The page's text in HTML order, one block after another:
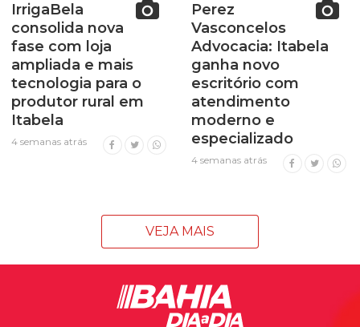
IrrigaBela
consolida nova
fase com loja
ampliada e mais
tecnologia para o
produtor rural em
Itabela
4 semanas atrás
Perez
Vasconcelos
Advocacia: Itabela
ganha novo
escritório com
atendimento
moderno e
especializado
4 semanas atrás
VEJA MAIS